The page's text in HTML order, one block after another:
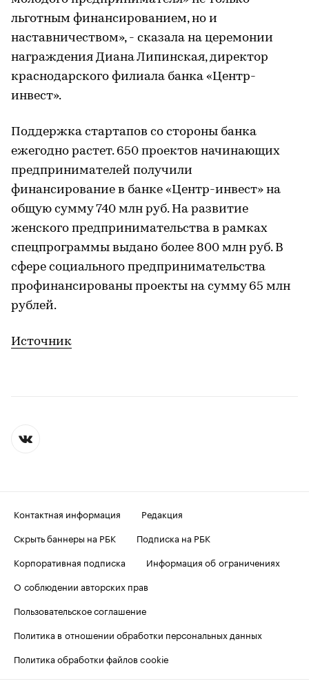
льготным финансированием, но и
наставничеством», - сказала на церемонии
награждения Диана Липинская, директор
краснодарского филиала банка «Центр-
инвест».
Поддержка стартапов со стороны банка
ежегодно растет. 650 проектов начинающих
предпринимателей получили
финансирование в банке «Центр-инвест» на
общую сумму 740 млн руб. На развитие
женского предпринимательства в рамках
спецпрограммы выдано более 800 млн руб. В
сфере социального предпринимательства
профинансированы проекты на сумму 65 млн
рублей.
Источник
Контактная информация
Редакция
Скрыть баннеры на РБК
Подписка на РБК
Корпоративная подписка
Информация об ограничениях
О соблюдении авторских прав
Пользовательское соглашение
Политика в отношении обработки персональных данных
Политика обработки файлов cookie